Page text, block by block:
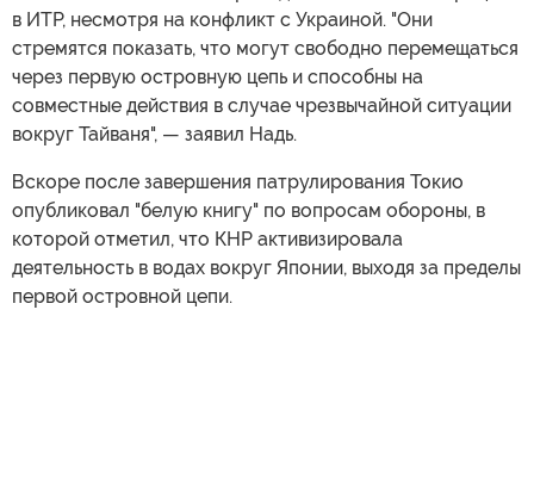
в ИТР, несмотря на конфликт с Украиной. "Они
стремятся показать, что могут свободно перемещаться
через первую островную цепь и способны на
совместные действия в случае чрезвычайной ситуации
вокруг Тайваня", — заявил Надь.
Вскоре после завершения патрулирования Токио
опубликовал "белую книгу" по вопросам обороны, в
которой отметил, что КНР активизировала
деятельность в водах вокруг Японии, выходя за пределы
первой островной цепи.